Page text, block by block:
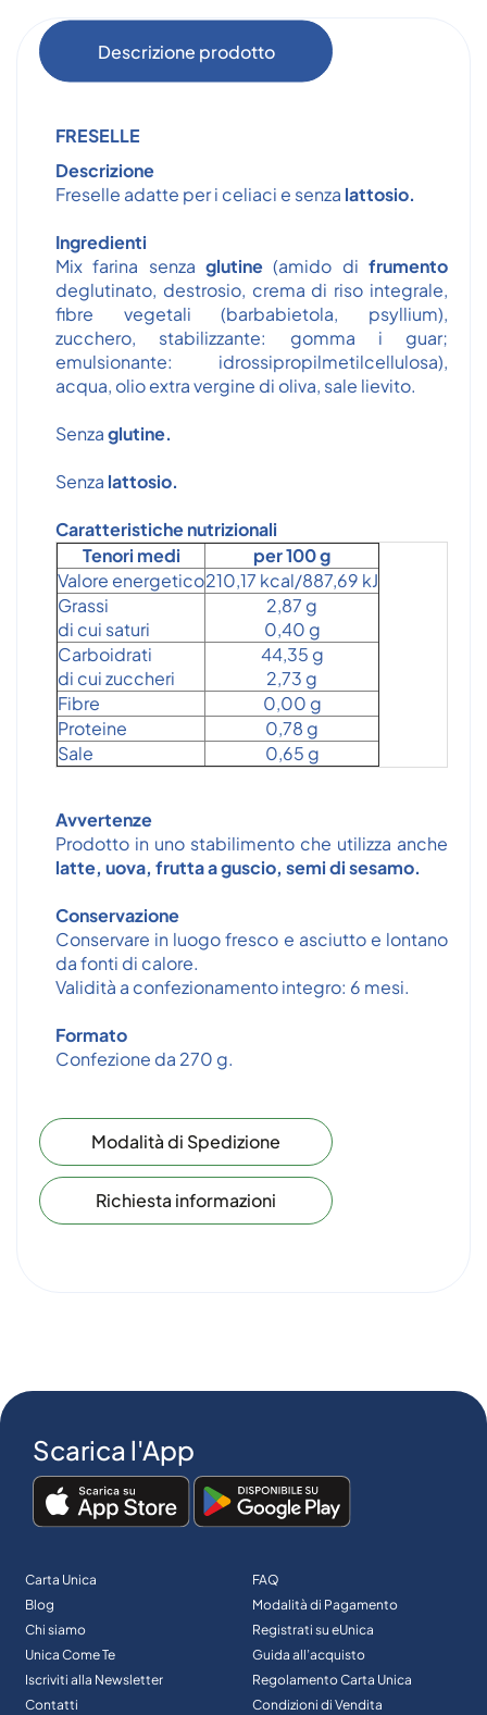
Descrizione prodotto
FRESELLE
Descrizione
Freselle adatte per i celiaci e senza lattosio.
Ingredienti
Mix farina senza glutine (amido di frumento
deglutinato, destrosio, crema di riso integrale,
fibre vegetali (barbabietola, psyllium),
zucchero, stabilizzante: gomma i guar;
emulsionante: idrossipropilmetilcellulosa),
acqua, olio extra vergine di oliva, sale lievito.
Senzaglutine.
Senza lattosio.
Caratteristiche nutrizionali
Tenori medi
per 100 g
Valore energetico210,17 kcal/887,69 kJ
Grassi
di cui saturi
2,87 g
0,40 g
Carboidrati
di cui zuccheri
44,35 g
2,73 g
Fibre
0,00 g
Proteine
0,78 g
Sale
0,65 g
Avvertenze
Prodotto in uno stabilimento che utilizza anche
latte, uova, frutta a guscio, semi di sesamo.
Conservazione
Conservare in luogo fresco e asciutto e lontano
da fonti di calore.
Validità a confezionamento integro: 6 mesi.
Formato
Confezione da 270 g.
Modalità di Spedizione
Richiesta informazioni
Scarica l'App
Carta Unica
Blog
Chi siamo
Unica Come Te
Iscriviti alla Newsletter
Contatti
FAQ
Modalità di Pagamento
Registrati su eUnica
Guida all’acquisto
Regolamento Carta Unica
Condizioni di Vendita